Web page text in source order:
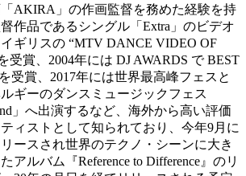
「AKIRA」の作画監督を務めた経験を持
作品であるシングル「Extra」のビデオ
ギリスの “MTV DANCE VIDEO OF
受賞、2004年には DJ AWARDS で BEST
受賞、2017年には世界最高峰フェスと
ギーのダンスミュージックフェス
」へ出演するなど、海外から高い評価
ィストとして知られており、今年9月に
ースされ世界のテクノ・シーンに大き
アルバム『Reference to Difference』のリ